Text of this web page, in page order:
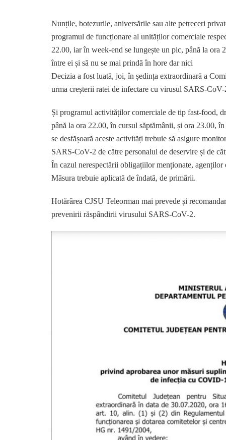
Nunțile, botezurile, aniversările sau alte petreceri
programul de funcționare al unităților comerciale
22.00, iar în week-end se lungește un pic, până la ora
între ei și să nu se mai prindă în hore dar nici
Decizia a fost luată, joi, în ședința extraordinară a
urma creșterii ratei de infectare cu virusul SARS-
Și programul activităților comerciale de tip fast-food,
până la ora 22.00, în cursul săptămânii, și ora 23.00,
se desfășoară aceste activități trebuie să asigure
SARS-CoV-2 de către personalul de deservire și de
În cazul nerespectării obligațiilor menționate,
Măsura trebuie aplicată de îndată, de primării.
Hotărârea CJSU Teleorman mai prevede și
prevenirii răspândirii virusului SARS-CoV-2.